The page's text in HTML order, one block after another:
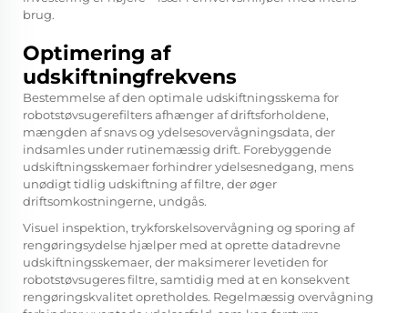
brug.
Optimering af
udskiftningfrekvens
Bestemmelse af den optimale udskiftningsskema for
robotstøvsugerefilters afhænger af driftsforholdene,
mængden af snavs og ydelsesovervågningsdata, der
indsamles under rutinemæssig drift. Forebyggende
udskiftningsskemaer forhindrer ydelsesnedgang, mens
unødigt tidlig udskiftning af filtre, der øger
driftsomkostningerne, undgås.
Visuel inspektion, trykforskelsovervågning og sporing af
rengøringsydelse hjælper med at oprette datadrevne
udskiftningsskemaer, der maksimerer levetiden for
robotstøvsugeres filtre, samtidig med at en konsekvent
rengøringskvalitet opretholdes. Regelmæssig overvågning